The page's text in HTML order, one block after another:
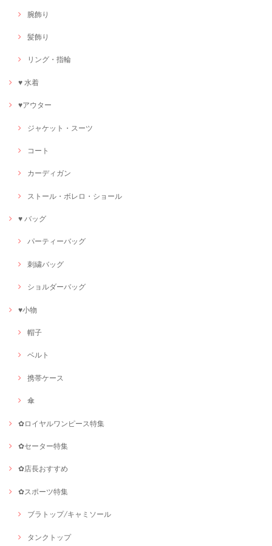
腕飾り
髪飾り
リング・指輪
♥ 水着
♥アウター
ジャケット・スーツ
コート
カーディガン
ストール・ボレロ・ショール
♥ バッグ
パーティーバッグ
刺繍バッグ
ショルダーバッグ
♥小物
帽子
ベルト
携帯ケース
傘
✿ロイヤルワンピース特集
✿セーター特集
✿店長おすすめ
✿スポーツ特集
ブラトップ/キャミソール
タンクトップ